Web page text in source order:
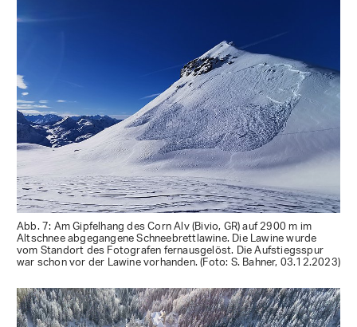
Abb. 7: Am Gipfelhang des Corn Alv (Bivio, GR) auf 2900 m im
Altschnee abgegangene Schneebrettlawine. Die Lawine wurde
vom Standort des Fotografen fernausgelöst. Die Aufstiegsspur
war schon vor der Lawine vorhanden. (Foto: S. Bahner, 03.12.2023)